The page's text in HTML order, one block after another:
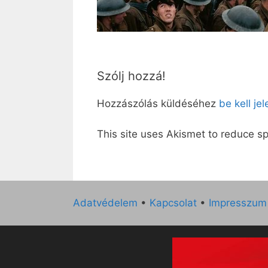
Szólj hozzá!
Hozzászólás küldéséhez be kell
This site uses Akismet to reduce
Adatvédelem • Kapcsolat • Impresszum